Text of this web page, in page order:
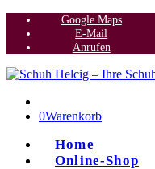
Google Maps
E-Mail
Anrufen
0Warenkorb
Home
Online-Shop